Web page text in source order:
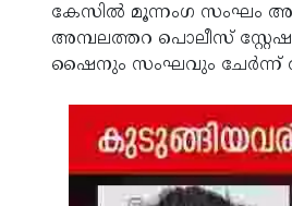
കേസിൽ മൂന്നംഗ സംഘം
അമ്പലത്തറ പൊലീസ്
ഷൈനും സംഘവും ചേര്‍ന്ന്